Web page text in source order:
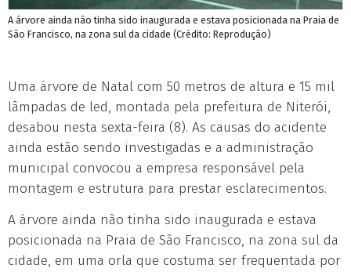
A árvore ainda não tinha sido inaugurada e estava posicionada na Praia de
São Francisco, na zona sul da cidade (Crédito: Reprodução)
Uma árvore de Natal com 50 metros de altura e 15 mil
lâmpadas de led, montada pela prefeitura de Niterói,
desabou nesta sexta-feira (8). As causas do acidente
ainda estão sendo investigadas e a administração
municipal convocou a empresa responsável pela
montagem e estrutura para prestar esclarecimentos.
A árvore ainda não tinha sido inaugurada e estava
posicionada na Praia de São Francisco, na zona sul da
cidade, em uma orla que costuma ser frequentada por